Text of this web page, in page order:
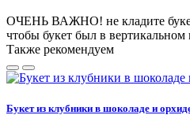
ОЧЕНЬ ВАЖНО! не кладите
чтобы букет был в
Также рекомендуем
Букет из клубники в шоколаде и